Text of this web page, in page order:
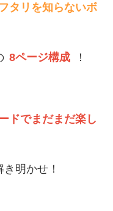
タリを知らないボ
8ページ構成 ！
ドでまだまだ楽し
明かせ！